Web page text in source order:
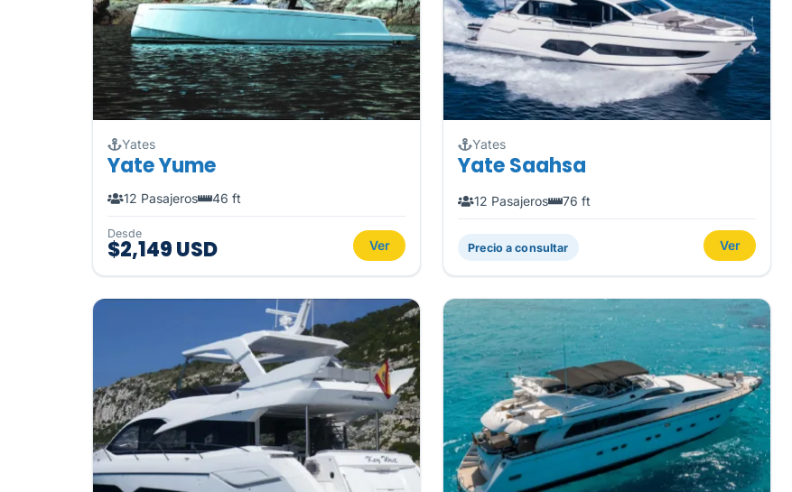
Yates
Yate Yume
12 Pasajeros 46 ft
Desde
$2,149 USD Ver
Yates
Yate Saahsa
12 Pasajeros 76 ft
Precio a consultar Ver